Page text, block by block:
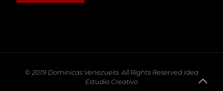
© 2019 Dominicas Venezuela. All Rights Reserved Idea
Estudio Creativo